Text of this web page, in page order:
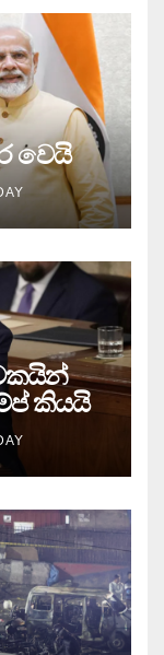
වෙයි
කියයි